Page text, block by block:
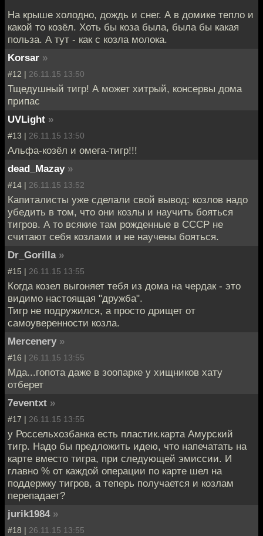
На крыше холодно, дождь и снег. А в домике тепло и
какой то козёл. Хоть бы коза была, была бы какая
польза. А тут - как с козла молока.
Korsar »
#12 | 26.11.15 13:50
Тщедушный тигр! А может хитрый, консервы дома
припас
UVLight »
#13 | 26.11.15 13:50
Альфа-козёл и омега-тигр!!!
dead_Mazay »
#14 | 26.11.15 13:52
Капиталисты уже сделали свой вывод: козлов надо
убедить в том, что они козлы и научить бояться
тигров. А то всякие там рожденные в СССР не
считают себя козлами и не научены бояться.
Dr_Gorilla »
#15 | 26.11.15 13:55
Когда козел выгоняет тебя из дома на чердак - это
видимо настоящая "дружба".
Тигр не подружился, а просто дрищет от
самоуверенности козла.
Mercenery »
#16 | 26.11.15 13:55
Мда...гопота даже в зоопарке у хищников хату
отберет
7eventxt »
#17 | 26.11.15 13:55
у Россельхозбанка есть пластик.карта Амурский
тигр. Надо бы предложить идею, что напечатать на
карте вместо тигра, при следующей эмиссии. И
главно % от каждой операции по карте шел на
поддержку тигров, а теперь получается и козлам
перепадает?
jurik1984 »
#18 | 26.11.15 13:55